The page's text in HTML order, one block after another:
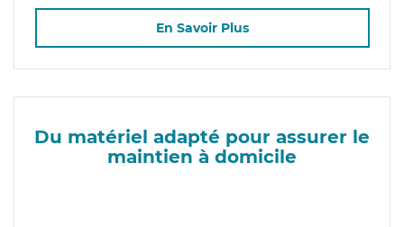
En Savoir Plus
Du matériel adapté pour assurer le
maintien à domicile